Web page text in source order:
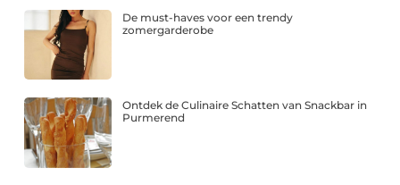
De must-haves voor een trendy
zomergarderobe
Ontdek de Culinaire Schatten van Snackbar in
Purmerend